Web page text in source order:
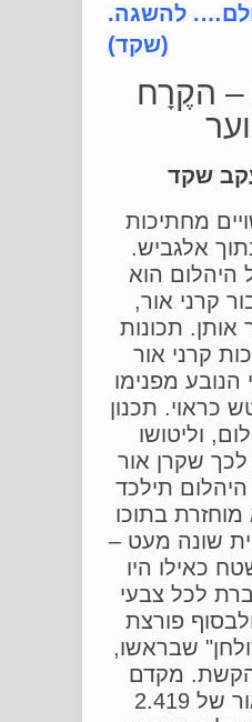
להשגה.
(שקד)
– הקֶרָח
שקד
מחתיכות
אלגביש.
היהלום הוא
קרני אור,
אותן. תכונות
קרני אור
מפנימו
כראוי. תכנון
וליטושו
שקרן אור
תילכד
בתוכו
שונה מעט –
כאילו היו
לכל צבעי
פורצת
שבראשו,
מקדם
השתברות אור של 2.419